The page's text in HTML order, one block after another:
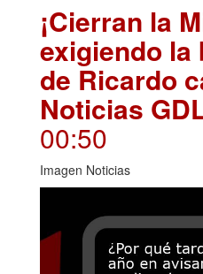
¡Cierran la
exigiendo la
de Ricardo
Noticias
00:50
Imagen Noticias